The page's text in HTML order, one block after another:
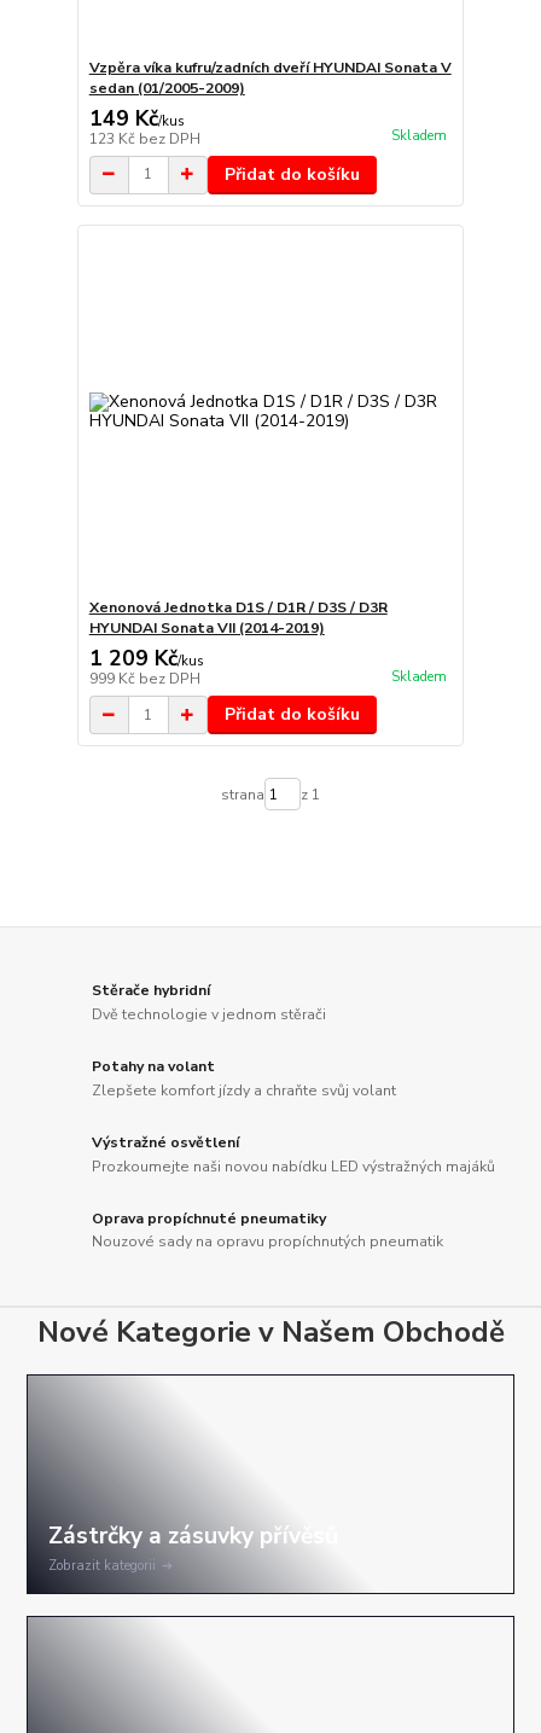
Vzpěra víka kufru/zadních dveří HYUNDAI Sonata V
sedan (01/2005-2009)
149 Kč/kus
123 Kč bez DPH Skladem
Přidat do košíku
Xenonová Jednotka D1S / D1R / D3S / D3R
HYUNDAI Sonata VII (2014-2019)
1 209 Kč/kus
999 Kč bez DPH Skladem
Přidat do košíku
strana z 1
Stěrače hybridní
Dvě technologie v jednom stěrači
Potahy na volant
Zlepšete komfort jízdy a chraňte svůj volant
Výstražné osvětlení
Prozkoumejte naši novou nabídku LED výstražných majáků
Oprava propíchnuté pneumatiky
Nouzové sady na opravu propíchnutých pneumatik
Nové Kategorie v Našem Obchodě
Zobrazit kategorii